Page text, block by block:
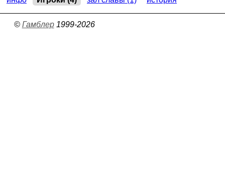
© Гамблер1999-2026